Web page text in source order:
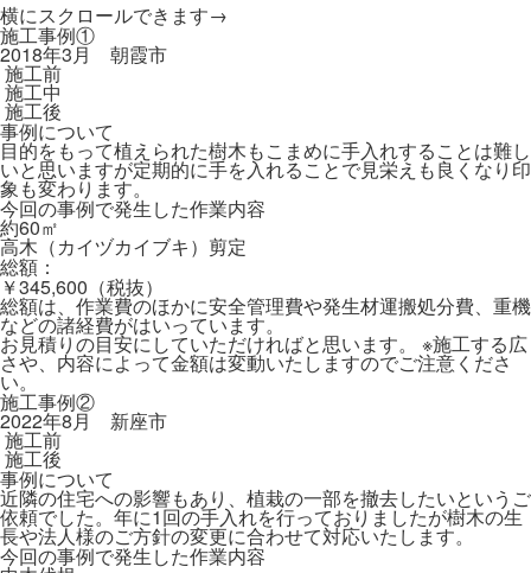
横にスクロールできます→
施工事例①
2018年3月 朝霞市
施工前
施工中
施工後
事例について
目的をもって植えられた樹木もこまめに手入れすることは難し
いと思いますが定期的に手を入れることで見栄えも良くなり印
象も変わります。
今回の事例で発生した作業内容
約60㎡
高木（カイヅカイブキ）剪定
総額：
￥345,600（税抜）
総額は、作業費のほかに安全管理費や発生材運搬処分費、重機
などの諸経費がはいっています。
お見積りの目安にしていただければと思います。 ※施工する広
さや、内容によって金額は変動いたしますのでご注意くださ
い。
施工事例②
2022年8月 新座市
施工前
施工後
事例について
近隣の住宅への影響もあり、植栽の一部を撤去したいというご
依頼でした。年に1回の手入れを行っておりましたが樹木の生
長や法人様のご方針の変更に合わせて対応いたします。
今回の事例で発生した作業内容